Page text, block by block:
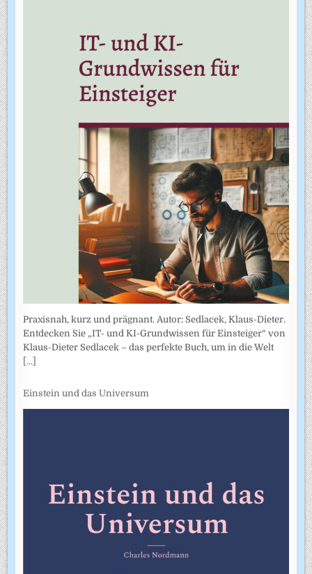
Praxisnah, kurz und prägnant. Autor: Sedlacek, Klaus-Dieter.
Entdecken Sie „IT- und KI-Grundwissen für Einsteiger“ von
Klaus-Dieter Sedlacek – das perfekte Buch, um in die Welt
[...]
Einstein und das Universum